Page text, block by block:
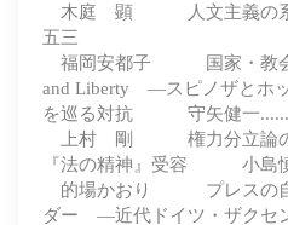
木庭 顕 人文主義の
五三
福岡安都子 国家・教会
and Liberty ―スピノザとホ
を巡る対抗 守矢健一......
上村 剛 権力分立論の
『法の精神』受容 小島慎
的場かおり プレスの自
ダー ―近代ドイツ・ザクセ